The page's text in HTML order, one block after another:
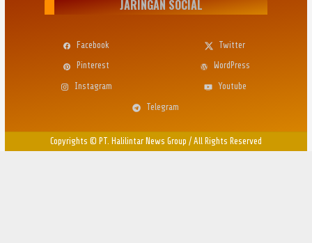
JARINGAN SOCIAL
Facebook
Twitter
Pinterest
WordPress
Instagram
Youtube
Telegram
Copyrights © PT. Halilintar News Group / All Rights Reserved